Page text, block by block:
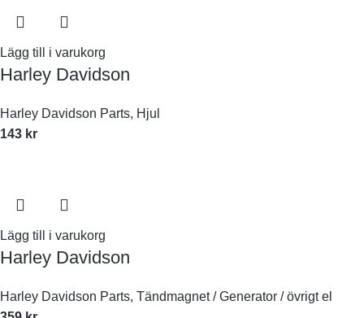
Lägg till i varukorg
Harley Davidson
Harley Davidson Parts, Hjul
143 kr
Lägg till i varukorg
Harley Davidson
Harley Davidson Parts, Tändmagnet / Generator / övrigt el